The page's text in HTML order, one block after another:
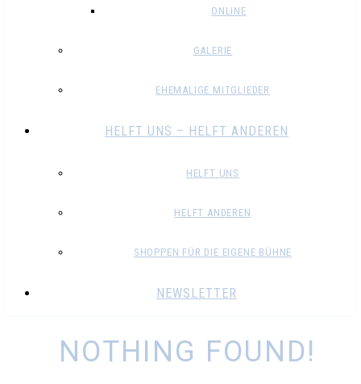
ONLINE
GALERIE
EHEMALIGE MITGLIEDER
HELFT UNS – HELFT ANDEREN
HELFT UNS
HELFT ANDEREN
SHOPPEN FÜR DIE EIGENE BÜHNE
NEWSLETTER
NOTHING FOUND!